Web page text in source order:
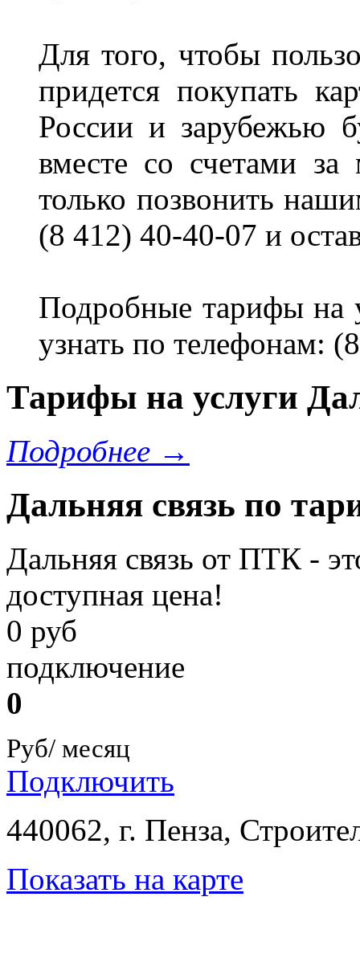
Для того, чтобы
придется покупать
России и зарубежью
вместе со счетами
только позвонить
(8 412) 40-40-07 и
Подробные тарифы на
узнать по телефонам:
Тарифы на услуги
Подробнее →
Дальняя связь по
Дальняя связь от ПТК -
доступная цена!
0 руб
подключение
0
Руб/ месяц
Подключить
440062, г. Пенза,
Показать на карте